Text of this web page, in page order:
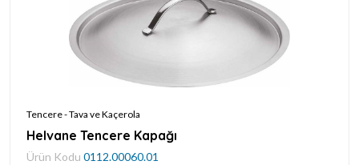
Tencere - Tava ve Kaçerola
Helvane Tencere Kapağı
Ürün Kodu 0112.00060.01